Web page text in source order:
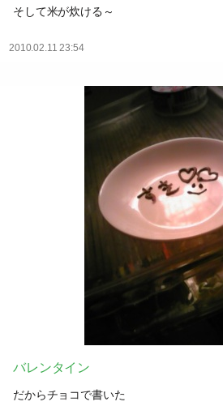
そして米が炊ける～
2010.02.11 23:54
バレンタイン
だからチョコで書いた